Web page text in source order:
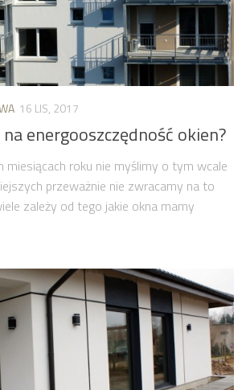
16 LIS, 2017
energooszczędność okien?
miesiącach roku nie myślimy o tym wcale
przeważnie nie zwracamy na to
zależy od tego jakie okna mamy